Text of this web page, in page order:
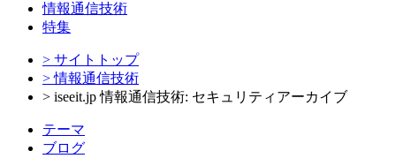
情報通信技術
特集
> サイトトップ
> 情報通信技術
> iseeit.jp 情報通信技術: セキュリティアーカイブ
テーマ
ブログ